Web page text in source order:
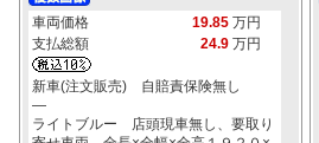
車両価格 19.85 万円
支払総額
24.9 万円
新車(注文販売) 自賠責保険無し
―
ライトブルー 店頭現車無し、要取り